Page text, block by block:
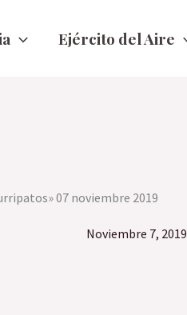
Ejército del Aire
07 noviembre 2019
noviembre 7, 2019